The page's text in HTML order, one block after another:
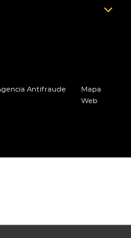
Antifraude
Mapa
Web